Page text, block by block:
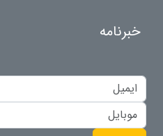
خبرنامه